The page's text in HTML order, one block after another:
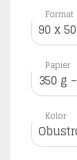
Format
90 x
Papier
350 g
Kolor